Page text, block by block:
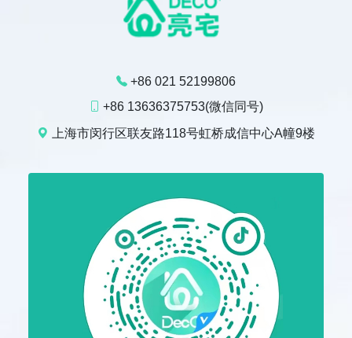
+86 021 52199806
+86 13636375753(微信同号)
上海市闵行区联友路118号虹桥成信中心A幢9楼